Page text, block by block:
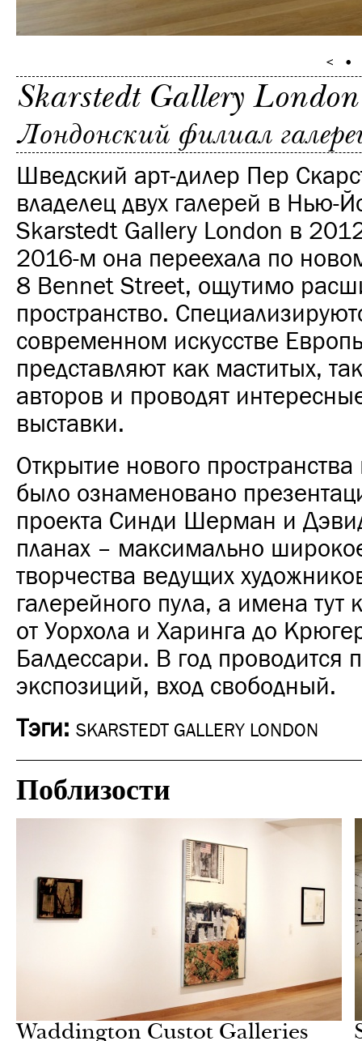
Skarstedt Gallery London
Лондонский филиал
Шведский арт-дилер Пер
владелец двух галерей в Нью-
Skarstedt Gallery London в
2016-м она переехала по
8 Bennet Street, ощутимо
пространство.
современном искусстве
представляют как маститых,
авторов и проводят
выставки.
Открытие нового
было ознаменовано
проекта Синди Шерман и
планах – максимально
творчества ведущих
галерейного пула, а имена тут
от Уорхола и Харинга до
Балдессари. В год проводится
экспозиций, вход свободный.
Тэги: SKARSTEDT GALLERY LONDON
Поблизости
Waddington Custot Galleries